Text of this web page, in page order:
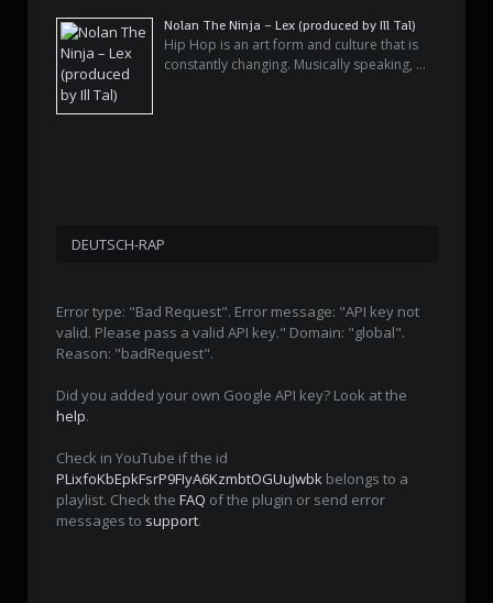
Nolan The Ninja – Lex (produced by Ill Tal)
Hip Hop is an art form and culture that is
constantly changing. Musically speaking, …
DEUTSCH-RAP
Error type: "Bad Request". Error message: "API key not
valid. Please pass a valid API key." Domain: "global".
Reason: "badRequest".
Did you added your own Google API key? Look at the
help.
Check in YouTube if the id
PLixfoKbEpkFsrP9FIyA6KzmbtOGUuJwbk belongs to a
playlist. Check the FAQ of the plugin or send error
messages to support.